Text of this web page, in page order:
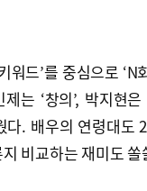
워드’를 중심으로
는 ‘창의’, 박지현은
다. 배우의 연령대
비교하는 재미도 쏠